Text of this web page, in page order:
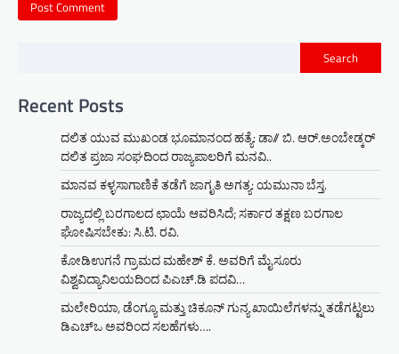
Search
Recent Posts
ದಲಿತ ಯುವ ಮುಖಂಡ ಭೂಮಾನಂದ ಹತ್ಯೆ: ಡಾ// ಬಿ. ಆರ್.ಅಂಬೇಡ್ಕರ್
ದಲಿತ ಪ್ರಜಾ ಸಂಘದಿಂದ ರಾಜ್ಯಪಾಲರಿಗೆ ಮನವಿ..
ಮಾನವ ಕಳ್ಳಸಾಗಾಣಿಕೆ ತಡೆಗೆ ಜಾಗೃತಿ ಅಗತ್ಯ: ಯಮುನಾ ಬೆಸ್ತ.
ರಾಜ್ಯದಲ್ಲಿ ಬರಗಾಲದ ಛಾಯೆ ಆವರಿಸಿದೆ; ಸರ್ಕಾರ ತಕ್ಷಣ ಬರಗಾಲ
ಘೋಷಿಸಬೇಕು: ಸಿ.ಟಿ. ರವಿ.
ಕೋಡಿಉಗನೆ ಗ್ರಾಮದ ಮಹೇಶ್ ಕೆ. ಅವರಿಗೆ ಮೈಸೂರು
ವಿಶ್ವವಿದ್ಯಾನಿಲಯದಿಂದ ಪಿಎಚ್.ಡಿ ಪದವಿ…
ಮಲೇರಿಯಾ, ಡೆಂಗ್ಯೂ ಮತ್ತು ಚಿಕೂನ್ ಗುನ್ಯ ಖಾಯಿಲೆಗಳನ್ನು ತಡೆಗಟ್ಟಲು
ಡಿಎಚ್‌ಒ ಅವರಿಂದ ಸಲಹೆಗಳು….